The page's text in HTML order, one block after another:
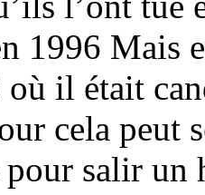
1996 Mais
il était
cela peut
pour salir un